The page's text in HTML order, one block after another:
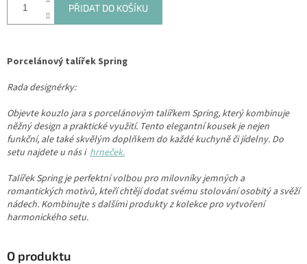
PŘIDAT DO KOŠÍKU
Porcelánový talířek Spring
Rada designérky:
Objevte kouzlo jara s porcelánovým talířkem Spring, který kombinuje
něžný design a praktické využití. Tento elegantní kousek je nejen
funkční, ale také skvělým doplňkem do každé kuchyně či jídelny. Do
setu najdete u nás i hrneček.
Talířek Spring je perfektní volbou pro milovníky jemných a
romantických motivů, kteří chtějí dodat svému stolování osobitý a svěží
nádech. Kombinujte s dalšími produkty z kolekce pro vytvoření
harmonického setu.
O produktu